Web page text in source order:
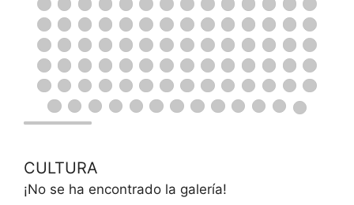
CULTURA
¡No se ha encontrado la galería!